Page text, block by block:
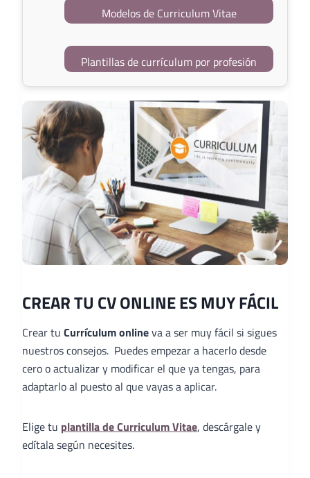
Modelos de Curriculum Vitae
Plantillas de currículum por profesión
CREAR TU CV ONLINE ES MUY FÁCIL
Crear tu Currículum onlineva a ser muy fácil si sigues
nuestros consejos. Puedes empezar a hacerlo desde
cero o actualizar y modificar el que ya tengas, para
adaptarlo al puesto al que vayas a aplicar.
Elige tu plantilla de Curriculum Vitae, descárgale y
edítala según necesites.